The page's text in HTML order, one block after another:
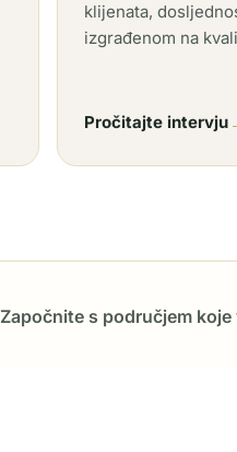
klijenata,
izgrađenom na
Pročitajte intervju
Započnite s područjem